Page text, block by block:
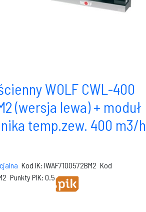
WOLF CWL-400
(wersja lewa) + moduł
temp.zew. 400 m3/h
Kod IK: IWAF7100572BM2 Kod
Punkty PIK: 0.5